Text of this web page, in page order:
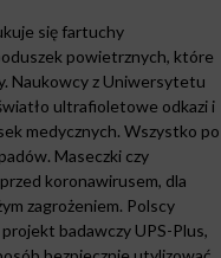
się fartuchy
powietrznych, które
Naukowcy z Uniwersytetu
ultrafioletowe odkazi i
medycznych. Wszystko po
Maseczki czy
koronawirusem, dla
zagrożeniem. Polscy
badawczy UPS-Plus,